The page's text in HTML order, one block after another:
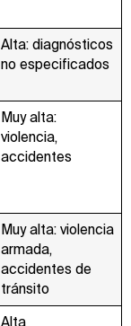
Alta: diagnósticos
no especificados
Muy alta:
violencia,
accidentes
Muy alta: violencia
armada,
accidentes de
tránsito
Alta